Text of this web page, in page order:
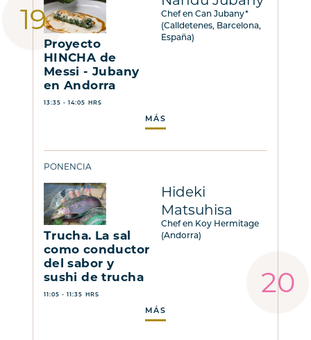
Proyecto
HINCHA de
Messi - Jubany
en Andorra
13:35 - 14:05 HRS
Chef en Can Jubany*
(Calldetenes, Barcelona,
España)
MÁS
PONENCIA
Trucha. La sal
como conductor
del sabor y
sushi de trucha
11:05 - 11:35 HRS
Hideki
Matsuhisa
Chef en Koy Hermitage
(Andorra)
MÁS